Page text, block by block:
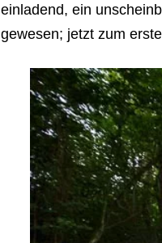
einladend, ein
gewesen; jetzt zum